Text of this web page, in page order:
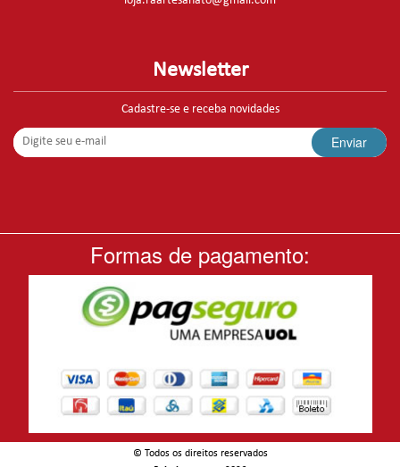
Newsletter
Cadastre-se e receba novidades
Enviar
Formas de pagamento:
© Todos os direitos reservados